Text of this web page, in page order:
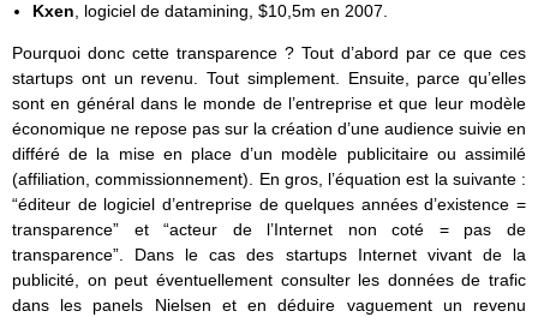
Kxen, logiciel de datamining, $10,5m en 2007.
Pourquoi donc cette transparence ? Tout d’abord par ce que ces
startups ont un revenu. Tout simplement. Ensuite, parce qu’elles
sont en général dans le monde de l’entreprise et que leur modèle
économique ne repose pas sur la création d’une audience suivie en
différé de la mise en place d’un modèle publicitaire ou assimilé
(affiliation, commissionnement). En gros, l’équation est la suivante :
“éditeur de logiciel d’entreprise de quelques années d’existence =
transparence” et “acteur de l’Internet non coté = pas de
transparence”. Dans le cas des startups Internet vivant de la
publicité, on peut éventuellement consulter les données de trafic
dans les panels Nielsen et en déduire vaguement un revenu